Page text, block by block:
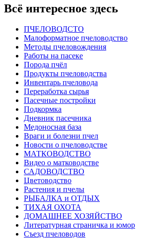
Всё интересное здесь
ПЧЕЛОВОДСТО
Малоформатное пчеловодство
Методы пчеловождения
Работы на пасеке
Порода пчёл
Продукты пчеловодства
Инвентарь пчеловода
Переработка сырья
Пасечные постройки
Подкормка
Дневник пасечника
Медоносная база
Враги и болезни пчел
Новости о пчеловодстве
МАТКОВОДСТВО
Видео о матководстве
САДОВОДСТВО
Цветоводство
Растения и пчелы
РЫБАЛКА и ОТДЫХ
ТИХАЯ ОХОТА
ДОМАШНЕЕ ХОЗЯЙСТВО
Литературная страничка и юмор
Съезд пчеловодов